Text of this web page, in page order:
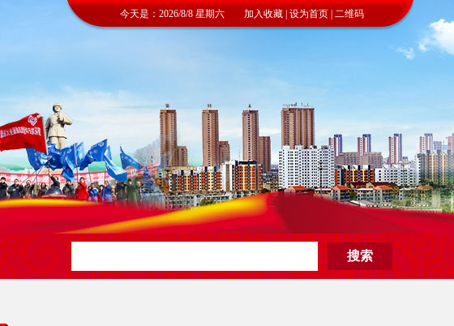
今天是：2026/8/8 星期六 加入收藏 | 设为首页 | 二维码